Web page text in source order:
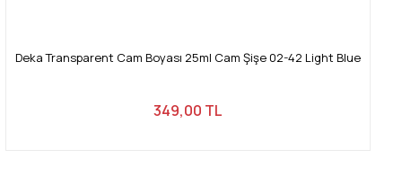
Deka Transparent Cam Boyası 25ml Cam Şişe 02-42 Light Blue
349,00 TL